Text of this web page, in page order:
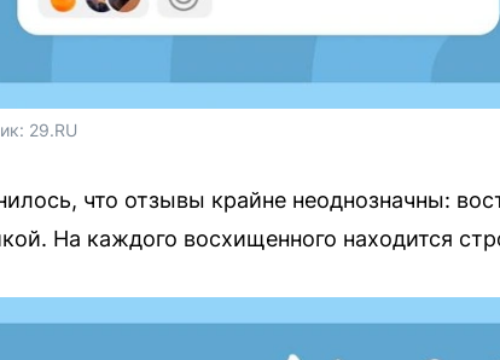
29.RU
что отзывы крайне неоднозначны:
На каждого восхищенного находится